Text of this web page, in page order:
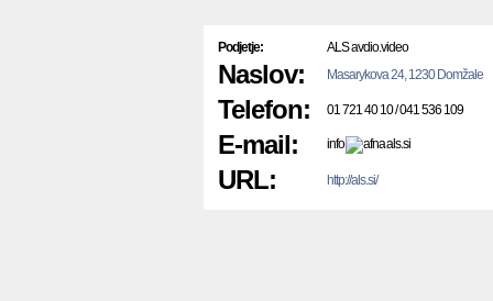
Podjetje: ALS avdio.video
Naslov: Masarykova 24, 1230 Domžale
Telefon: 01 721 40 10 / 041 536 109
E-mail: info als.si
URL: http://als.si/